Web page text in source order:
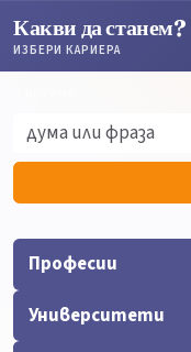
Какви да станем?
ИЗБЕРИ КАРИЕРА
Професии
Университети